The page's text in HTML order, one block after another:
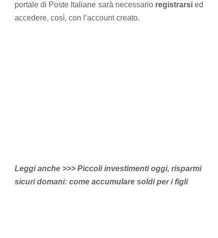
portale di Poste Italiane sarà necessario registrarsied
accedere, così, con l’account creato.
Leggi anche >>> Piccoli investimenti oggi, risparmi
sicuri domani: come accumulare soldi per i figli